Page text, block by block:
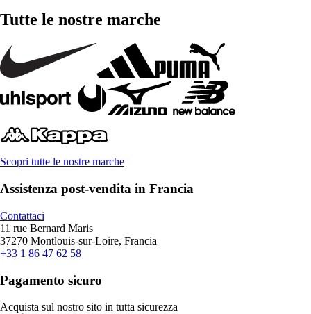
Tutte le nostre marche
Scopri tutte le nostre marche
Assistenza post-vendita in Francia
Contattaci
11 rue Bernard Maris
37270 Montlouis-sur-Loire, Francia
+33 1 86 47 62 58
Pagamento sicuro
Acquista sul nostro sito in tutta sicurezza